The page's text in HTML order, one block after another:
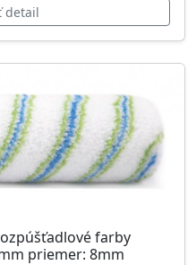
detail
farby
priemer: 8mm